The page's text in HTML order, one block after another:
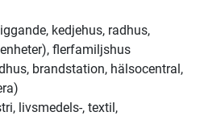
kedjehus, radhus,
flerfamiljshus
brandstation, hälsocentral,
livsmedels-, textil,